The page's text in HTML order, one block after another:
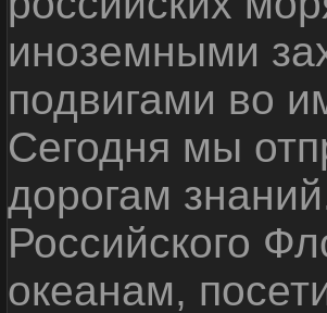
иноземными
подвигами во
Сегодня мы
дорогам
Российского
океанам,